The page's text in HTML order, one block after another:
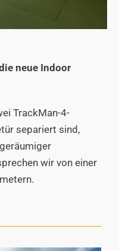
neue Indoor
TrackMan-4-
separiert sind,
wir von einer